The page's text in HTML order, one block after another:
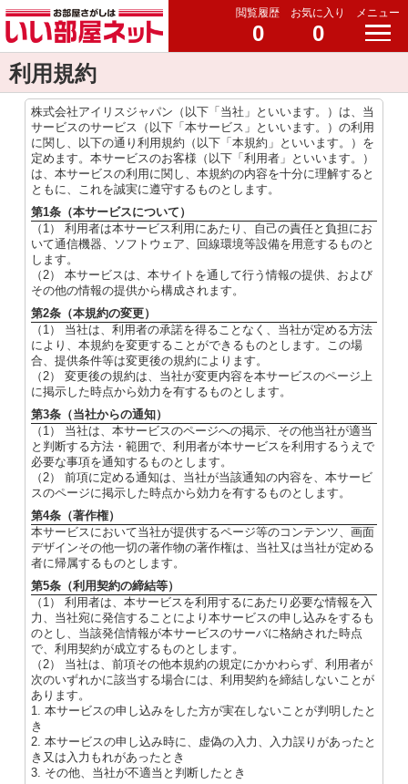
閲覧履歴
0
お気に入り
0
メニュー
利用規約
株式会社アイリスジャパン（以下「当社」といいます。）は、当
サービスのサービス（以下「本サービス」といいます。）の利用
に関し、以下の通り利用規約（以下「本規約」といいます。）を
定めます。本サービスのお客様（以下「利用者」といいます。）
は、本サービスの利用に関し、本規約の内容を十分に理解すると
ともに、これを誠実に遵守するものとします。
第1条（本サービスについて）
（1） 利用者は本サービス利用にあたり、自己の責任と負担にお
いて通信機器、ソフトウェア、回線環境等設備を用意するものと
します。
（2） 本サービスは、本サイトを通して行う情報の提供、および
その他の情報の提供から構成されます。
第2条（本規約の変更）
（1） 当社は、利用者の承諾を得ることなく、当社が定める方法
により、本規約を変更することができるものとします。この場
合、提供条件等は変更後の規約によります。
（2） 変更後の規約は、当社が変更内容を本サービスのページ上
に掲示した時点から効力を有するものとします。
第3条（当社からの通知）
（1） 当社は、本サービスのページへの掲示、その他当社が適当
と判断する方法・範囲で、利用者が本サービスを利用するうえで
必要な事項を通知するものとします。
（2） 前項に定める通知は、当社が当該通知の内容を、本サービ
スのページに掲示した時点から効力を有するものとします。
第4条（著作権）
本サービスにおいて当社が提供するページ等のコンテンツ、画面
デザインその他一切の著作物の著作権は、当社又は当社が定める
者に帰属するものとします。
第5条（利用契約の締結等）
（1） 利用者は、本サービスを利用するにあたり必要な情報を入
力、当社宛に発信することにより本サービスの申し込みをするも
のとし、当該発信情報が本サービスのサーバに格納された時点
で、利用契約が成立するものとします。
（2） 当社は、前項その他本規約の規定にかかわらず、利用者が
次のいずれかに該当する場合には、利用契約を締結しないことが
あります。
1. 本サービスの申し込みをした方が実在しないことが判明したと
き
2. 本サービスの申し込み時に、虚偽の入力、入力誤りがあったと
き又は入力もれがあったとき
3. その他、当社が不適当と判断したとき